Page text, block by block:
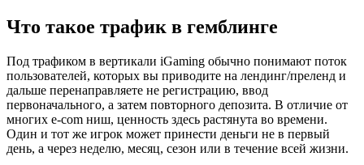
Что такое трафик в гемблинге
Под трафиком в вертикали iGaming обычно понимают поток
пользователей, которых вы приводите на лендинг/преленд и
дальше перенаправляете не регистрацию, ввод
первоначального, а затем повторного депозита. В отличие от
многих e-com ниш, ценность здесь растянута во времени.
Один и тот же игрок может принести деньги не в первый
день, а через неделю, месяц, сезон или в течение всей жизни.